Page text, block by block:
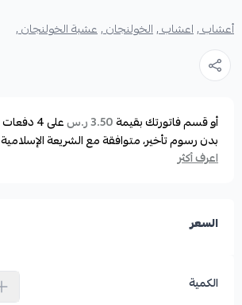
أعشاب ,اعشاب ,الخولنجان ,عشبة الخولنجان ,
أو قسم فاتورتك بقيمة3.50 ر.س على4دفعات
بدون رسوم تأخير، متوافقة مع الشريعة الإسلامية
اعرف أكثر
السعر
الكمية